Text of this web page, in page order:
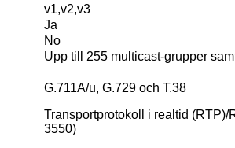
v1,v2,v3
Ja
No
Upp till 255 multicast-grupper
G.711A/u, G.729 och T.38
Transportprotokoll i realtid
3550)